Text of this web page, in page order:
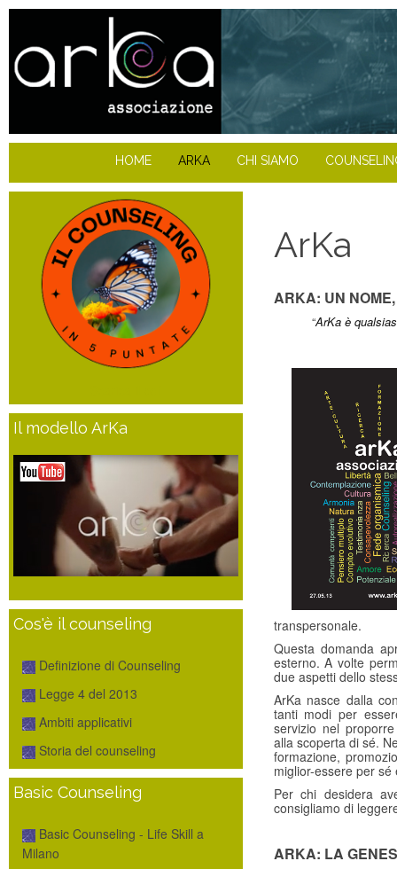
HOME ARKA CHI SIAMO
ArKa
ARKA: UN
“ArKa è
transpersonale.
Questa domanda
esterno. A volte
due aspetti dello
ArKa nasce dalla
tanti modi per
servizio nel
alla scoperta di sé.
formazione,
miglior-essere per sé
Per chi desidera
consigliamo di
ARKA: LA
Il modello ArKa
Cos'è il counseling
Definizione di Counseling
Legge 4 del 2013
Ambiti applicativi
Storia del counseling
Basic Counseling
Basic Counseling - Life Skill a
Milano